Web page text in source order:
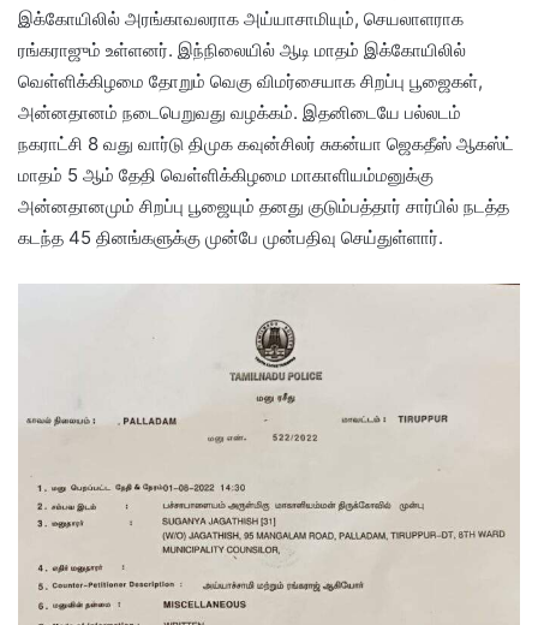
இக்கோயிலில் அரங்காவலராக அய்யாசாமியும், செயலாளராக
ரங்கராஜும் உள்ளனர். இந்நிலையில் ஆடி மாதம் இக்கோயிலில்
வெள்ளிக்கிழமை தோறும் வெகு விமர்சையாக சிறப்பு பூஜைகள்,
அன்னதானம் நடைபெறுவது வழக்கம். இதனிடையே பல்லடம்
நகராட்சி 8 வது வார்டு திமுக கவுன்சிலர் சுகன்யா ஜெகதீஸ் ஆகஸ்ட்
மாதம் 5 ஆம் தேதி வெள்ளிக்கிழமை மாகாளியம்மனுக்கு
அன்னதானமும் சிறப்பு பூஜையும் தனது குடும்பத்தார் சார்பில் நடத்த
கடந்த 45 தினங்களுக்கு முன்பே முன்பதிவு செய்துள்ளார்.